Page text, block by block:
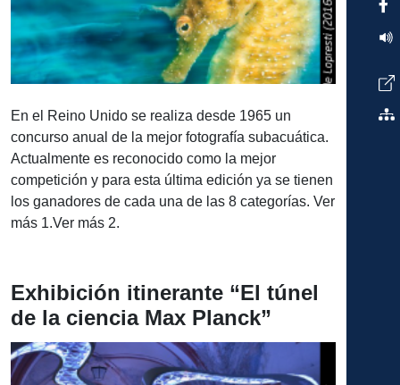
En el Reino Unido se realiza desde 1965 un
concurso anual de la mejor fotografía subacuática.
Actualmente es reconocido como la mejor
competición y para esta última edición ya se tienen
los ganadores de cada una de las 8 categorías. Ver
más 1.Ver más 2.
Exhibición itinerante “El túnel
de la ciencia Max Planck”